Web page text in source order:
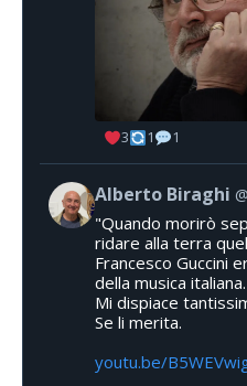
3 1 1
Alberto Biraghi
"Quando morirò
ridare alla terra
Francesco Guccini
della musica
Mi dispiace
Se li merita.
youtu.be/